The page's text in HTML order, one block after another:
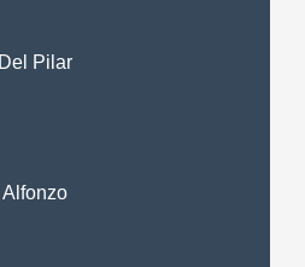
Pilar